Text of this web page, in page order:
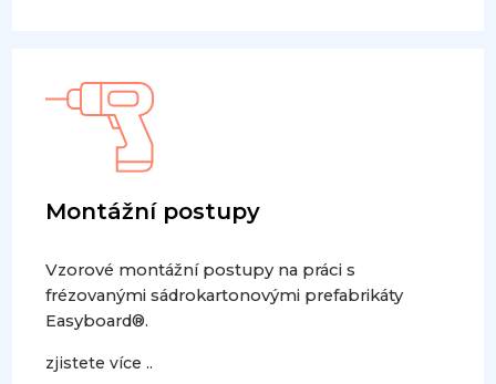
Montážní postupy
Vzorové montážní postupy na práci s
frézovanými sádrokartonovými prefabrikáty
Easyboard®.
zjistete více ..